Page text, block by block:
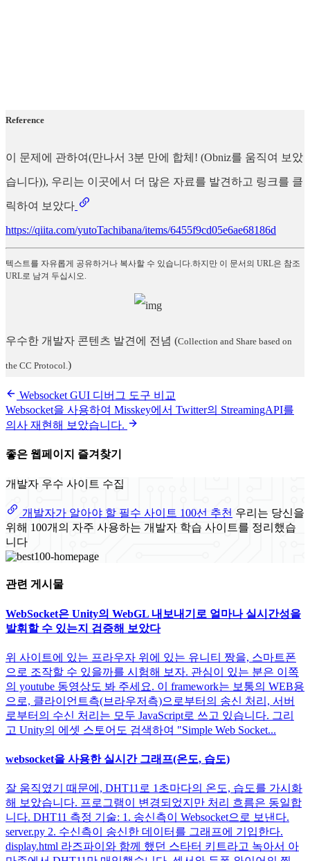
Reference
이 문제에 관하여(만나서 3분 만에 합체! (Obniz를 움직여 보았
습니다)), 우리는 이곳에서 더 많은 자료를 발견하고 링크를 클
릭하여 보았다
https://qiita.com/yutoTachibana/items/6455f9cd05e6ae68186d
텍스트를 자유롭게 공유하거나 복사할 수 있습니다.하지만 이 문서의 URL은 참조
URL로 남겨 두십시오.
우수한 개발자 콘텐츠 발견에 전념 (Collection and Share based on
the CC Protocol.)
Websocket GUI 디버그 도구 비교
Websocket을 사용하여 Misskey에서 Twitter의 StreamingAPI를
의사 재현해 보았습니다.
좋은 웹페이지 즐겨찾기
개발자 우수 사이트 수집
개발자가 알아야 할 필수 사이트 100선 추천 우리는 당신을
위해 100개의 자주 사용하는 개발자 학습 사이트를 정리했습
니다
관련 게시물
WebSocket은 Unity의 WebGL 내보내기로 얼마나 실시간성을
발휘할 수 있는지 검증해 보았다
위 사이트에 있는 프라우자 위에 있는 유니티 짱을, 스마트폰
으로 조작할 수 있을까를 시험해 보자. 관심이 있는 분은 이쪽
의 youtube 동영상도 봐 주세요. 이 framework는 보통의 WEB용
으로, 클라이언트측(브라우저측)으로부터의 송신 처리, 서버
로부터의 수신 처리는 모두 JavaScript로 쓰고 있습니다. 그리
고 Unity의 에셋 스토어도 검색하여 "Simple Web Socket...
websocket을 사용한 실시간 그래프(온도, 습도)
잘 움직였기 때문에, DHT11로 1초마다의 온도, 습도를 가시화
해 보았습니다. 프로그램이 변경되었지만 처리 흐름은 동일합
니다. DHT11 측정 기술: 1. 송신측이 Websocket으로 보낸다.
server.py 2. 수신측이 송신한 데이터를 그래프에 기입한다.
display.html 라즈파이와 함께 했던 스타터 키트라고 녹아서 아